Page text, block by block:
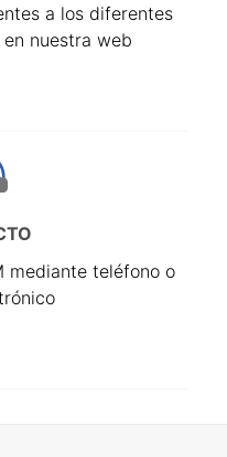
a los diferentes
nuestra web
mediante teléfono o